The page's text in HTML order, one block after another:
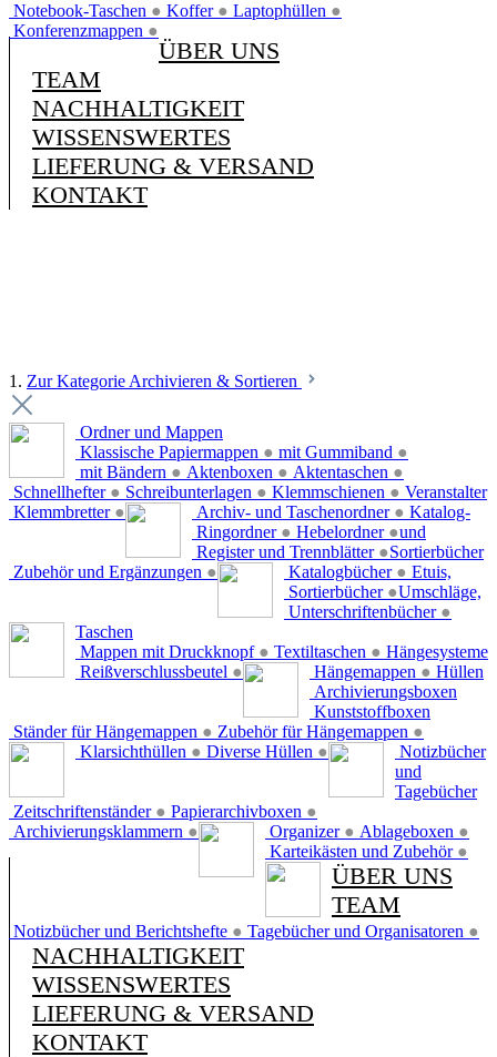
Notebook-Taschen ● Koffer ● Laptophüllen ●
Konferenzmappen ●
ÜBER UNS
TEAM
NACHHALTIGKEIT
WISSENSWERTES
LIEFERUNG & VERSAND
KONTAKT
1. Zur Kategorie Archivieren & Sortieren
Ordner und Mappen
Klassische Papiermappen ● mit Gummiband ●
mit Bändern ● Aktenboxen ● Aktentaschen ●
Schnellhefter ● Schreibunterlagen ● Klemmschienen ●
Klemmbretter ●
Veranstalter
Archiv- und Taschenordner ●
Ringordner ● Hebelordner ●
Register und Trennblätter ●
Zubehör und Ergänzungen ●
Katalog-
und
Sortierbücher
Katalogbücher ●
Sortierbücher ●
Unterschriftenbücher ●
Etuis,
Umschläge,
Taschen
Mappen mit Druckknopf ● Textiltaschen ●
Reißverschlussbeutel ●
Hängesysteme
Hängemappen ●
Ständer für Hängemappen ● Zubehör für Hängemappen ●
Hüllen
Klarsichthüllen ● Diverse Hüllen ●
Archivierungsboxen
Zeitschriftenständer ● Papierarchivboxen ●
Archivierungsklammern ●
Kunststoffboxen
Organizer ● Ablageboxen ●
Karteikästen und Zubehör ●
Notizbücher
und
Tagebücher
Notizbücher und Berichtshefte ● Tagebücher und Organisatoren ●
ÜBER UNS
TEAM
NACHHALTIGKEIT
WISSENSWERTES
LIEFERUNG & VERSAND
KONTAKT